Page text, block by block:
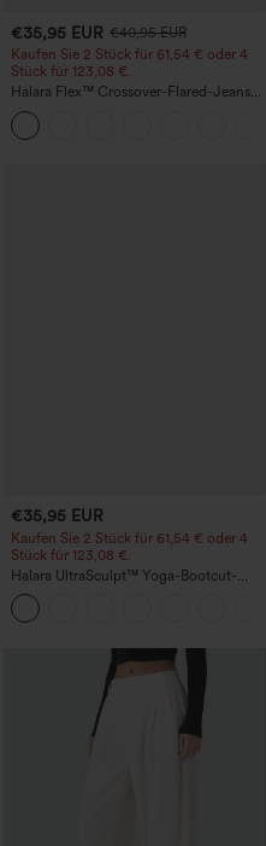
€35,95 EUR €40,95 EUR
Kaufen Sie 2 Stück für 61,54 € oder 4
Stück für 123,08 €.
Halara Flex™ Crossover-Flared-Jeans
aus elastischem Strick-Denim mit
hohem Bund und mehreren Taschen
€35,95 EUR
Kaufen Sie 2 Stück für 61,54 € oder 4
Stück für 123,08 €.
Halara UltraSculpt™ Yoga-Bootcut-
Leggings mit hoher Taille,
bauchformender Unterstützung und
Tasche